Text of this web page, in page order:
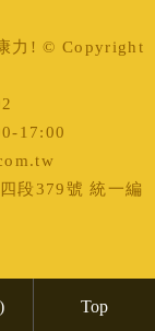
Top
力! © Copyright
17:00
段379號 統一編